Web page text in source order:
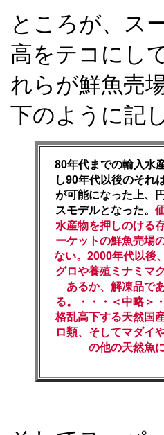
ところが、ス
高をテコにし
れらが鮮魚売
下のように記
80年代までの輸入水
し90年代以後のそれ
が可能になった上、
スモデルとなった。
水産物を押しのける
ーケットの鮮魚売場
ない。2000年代以後
グロや養殖ミナミマ
あるか、解凍品で
る。・・・＜中略＞
格乱高下する天然国
ロ類、そしてマダイ
の他の天然魚